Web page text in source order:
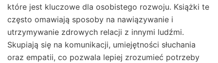
które jest kluczowe dla osobistego rozwoju. Książki te
często omawiają sposoby na nawiązywanie i
utrzymywanie zdrowych relacji z innymi ludźmi.
Skupiają się na komunikacji, umiejętności słuchania
oraz empatii, co pozwala lepiej zrozumieć potrzeby